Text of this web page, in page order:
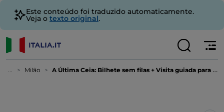
Este conteúdo foi traduzido automaticamente.
Veja o texto original.
... Milão A Última Ceia: Bilhete sem filas + Visita guiada para pequenos grupos